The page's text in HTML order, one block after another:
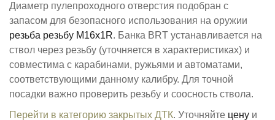
Диаметр пулепроходного отверстия подобран с
запасом для безопасного использования на оружии
резьба ​резьбу М16х1R​​. Банкa BRT устанавливается на
ствол через резьбу (уточняется в характеристиках) и
совместима с карабинами, ружьями и автоматами,
соответствующими данному калибру. Для точной
посадки важно проверить резьбу и соосность ствола.
Перейти в категорию закрытых ДТК. Уточняйте цену и